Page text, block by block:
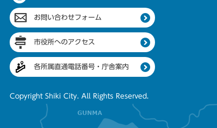
お問い合わせフォーム
市役所へのアクセス
各所属直通電話番号・庁舎案内
Copyright Shiki City. All Rights Reserved.